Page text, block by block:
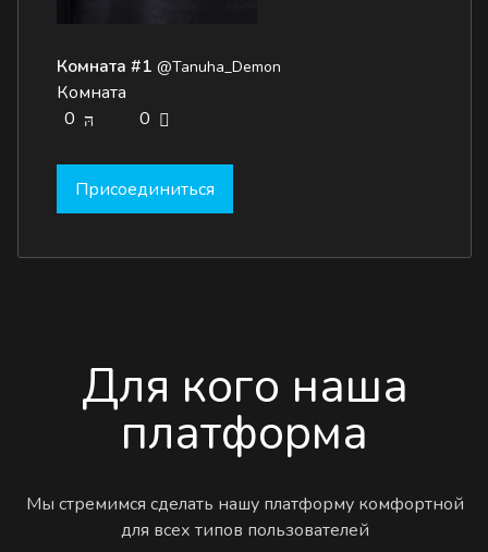
Комната #1 @Tanuha_Demon
Комната
0
0
Присоединиться
Для кого наша
платформа
Мы стремимся сделать нашу платформу комфортной
для всех типов пользователей